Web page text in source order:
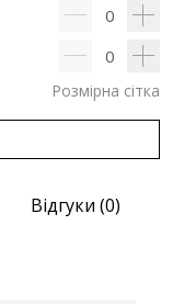
0
0
Розмірна сітка
Відгуки (0)